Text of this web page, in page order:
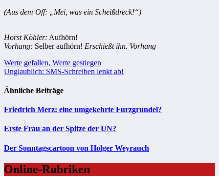
(Aus dem Off: „Mei, was ein Scheißdreck!“)
Horst Köhler: Aufhörn!
Vorhang: Selber aufhörn! Erschießt ihn. Vorhang
Beitragsnavigation
Werte gefallen, Werte gestiegen
Unglaublich: SMS-Schreiben lenkt ab!
Ähnliche Beiträge
Friedrich Merz: eine umgekehrte Furzgrundel?
Erste Frau an der Spitze der UN?
Der Sonntagscartoon von Holger Weyrauch
Online-Rubriken